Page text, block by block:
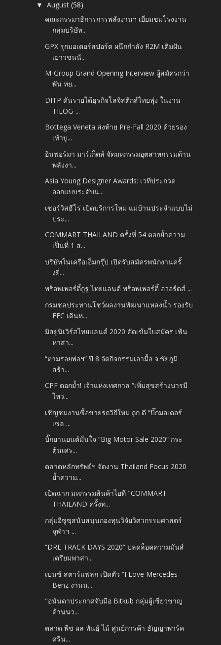
▼August(58)
คณะกรรมาธิการการพลังงานฯ เยี่ยมชมโรงงาน
กลุ่มบริษัท...
GPX รุกมอเตอร์สปอร์ต ผนึกกำลัง R2M เติมฝัน
เยาวชนนั...
M-Group Grand Opening Interview ผู้สมัครกว่า
พัน ทย...
DITP ดันรายได้ธุรกิจโลจิสติกส์ไทยพุ่ง ในงาน
TILOG-...
Bottega Veneta ส่งท้าย Pre-Fall 2020 ด้วยรอง
เท้าบู...
อินฟอร์มา มาร์เก็ตส์ จัดมหกรรมอุตสาหกรรมด้าน
พลังงา...
Asia Young Designer Awards: เวทีประกวด
ออกแบบระดับน...
เซอร์วิสฮีโร่ เปิดบริการใหม่ แม่บ้านประจำแบบไม่
ประ...
COMMART THAILAND ครั้งที่ 54 ตอกย้ำความ
เป็นที่ 1 ส...
บริษัทในเครือเอ็มกรุ๊ป เปิดรับสมัครพนักงานครั้
งยิ่...
พร็อพเพอร์ตี้กูรู ไทยแลนด์ พร็อพเพอร์ตี้ อวอร์ดส์ ...
กรมชลประทานโชว์ผลงานพัฒนาแหล่งน้ำ รองรับ
EEC เดินห...
มิสยูนิเวิร์สไทยแลนด์ 2020 คัดเข้มใบสมัคร เฟ้น
หาสา...
“ตามรอยพ่อฯ” ปี 8 จัดกิจกรรมเอามื้อ จ.ชัยภูมิ
สร้า...
CPF ตอกย้ำ! เจ้าแห่งเทศกาล “เพิ่มสุขสร้างบารมี
ไหว...
เชิญชมงานซื้อขายรถวิถีใหม่ ถูก ดี “บิ๊กมอเตอร์
เซล ...
บิ๊กยานยนต์มั่นใจ “Big Motor Sale 2020” กระ
ตุ้นเศร...
ตลาดหลักทรัพย์ฯ จัดงาน Thailand Focus 2020
ย้ำความ...
เปิดฉาก มหกรรมสินค้าไอที "COMMART
THAILAND ครั้งท...
กลุ่มอีซูซุสนับสนุนกองทุนวิจัยวิศวกรรมศาสตร์
จุฬาฯ-...
“DRE TRACK DAYS 2020” ปลดล็อคความมันส์
เตรียมพาสา...
เบนซ์ สตาร์แฟลก เปิดตัว “I Love Mercedes-
Benz งานน...
"อนันดาประกาศจับมือ Bitkub กลุ่มผู้เชี่ยวชาญ
ด้านนว...
ตลาด พืช ผล พันธุ์ ไม้ ศูนย์การค้า ธัญญาพาร์ค
ศรีน...